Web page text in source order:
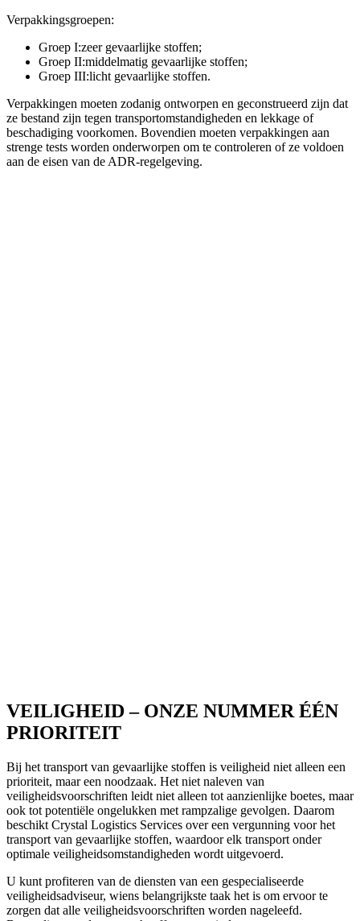
Verpakkingsgroepen:
Groep I:zeer gevaarlijke stoffen;
Groep II:middelmatig gevaarlijke stoffen;
Groep III:licht gevaarlijke stoffen.
Verpakkingen moeten zodanig ontworpen en geconstrueerd zijn dat
ze bestand zijn tegen transportomstandigheden en lekkage of
beschadiging voorkomen. Bovendien moeten verpakkingen aan
strenge tests worden onderworpen om te controleren of ze voldoen
aan de eisen van de ADR-regelgeving.
VEILIGHEID – ONZE NUMMER ÉÉN
PRIORITEIT
Bij het transport van gevaarlijke stoffen is veiligheid niet alleen een
prioriteit, maar een noodzaak. Het niet naleven van
veiligheidsvoorschriften leidt niet alleen tot aanzienlijke boetes, maar
ook tot potentiële ongelukken met rampzalige gevolgen. Daarom
beschikt Crystal Logistics Services over een vergunning voor het
transport van gevaarlijke stoffen, waardoor elk transport onder
optimale veiligheidsomstandigheden wordt uitgevoerd.
U kunt profiteren van de diensten van een gespecialiseerde
veiligheidsadviseur, wiens belangrijkste taak het is om ervoor te
zorgen dat alle veiligheidsvoorschriften worden nageleefd.